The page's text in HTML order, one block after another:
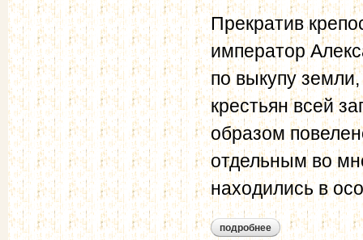
Прекратив
император
по выкупу
крестьян всей
образом
отдельным во
находились в
подробнее о указ «о